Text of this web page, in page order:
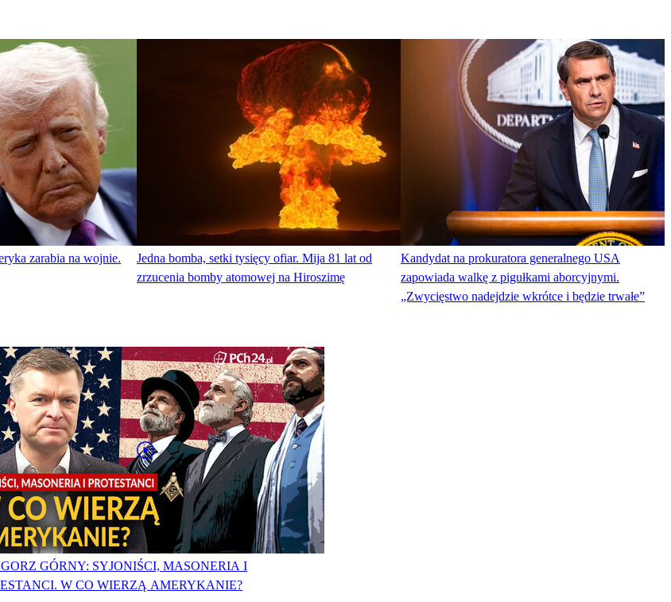
zarabia na wojnie.
Jedna bomba, setki tysięcy ofiar. Mija 81 lat od
zrzucenia bomby atomowej na Hiroszimę
Kandydat na prokuratora generalnego USA
zapowiada walkę z pigułkami aborcyjnymi.
„Zwycięstwo nadejdzie wkrótce i będzie trwałe”
GÓRNY: SYJONIŚCI, MASONERIA I
W CO WIERZĄ AMERYKANIE?